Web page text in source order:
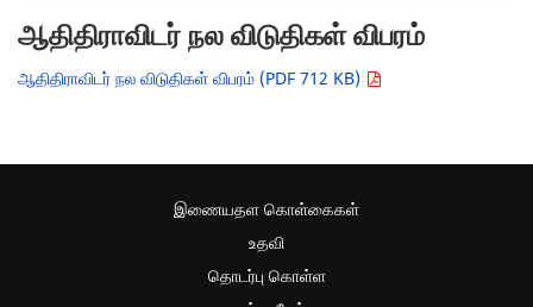
ஆதிதிராவிடர் நல விடுதிகள் விபரம்
ஆதிதிராவிடர் நல விடுதிகள் விபரம் (PDF 712 KB)
இணையதள கொள்கைகள்
உதவி
தொடர்பு கொள்ள